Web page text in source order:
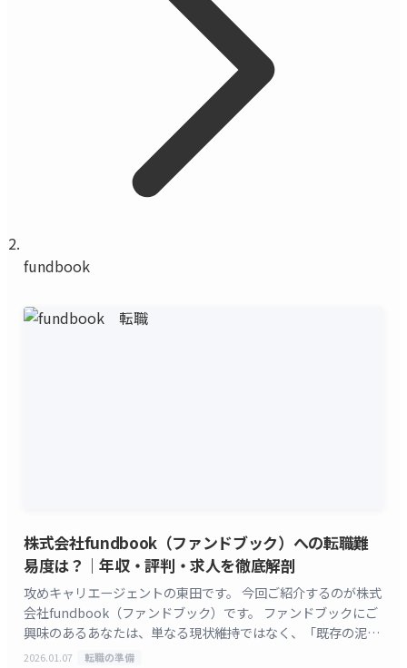
fundbook
株式会社fundbook（ファンドブック）への転職難
易度は？｜年収・評判・求人を徹底解剖
攻めキャリエージェントの東田です。 今回ご紹介するのが株式
会社fundbook（ファンドブック）です。 ファンドブックにご
興味のあるあなたは、単なる現状維持ではなく、「既存の泥臭
いM&A営業だけでなく、テクノロジ [&hellip;]
2026.01.07 転職の準備